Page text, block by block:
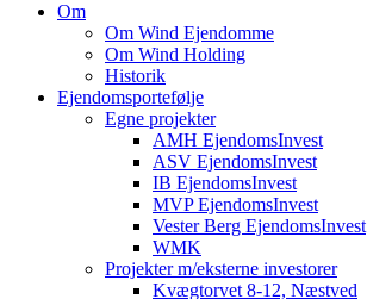
Om
Om Wind Ejendomme
Om Wind Holding
Historik
Ejendomsportefølje
Egne projekter
AMH EjendomsInvest
ASV EjendomsInvest
IB EjendomsInvest
MVP EjendomsInvest
Vester Berg EjendomsInvest
WMK
Projekter m/eksterne investorer
Kvægtorvet 8-12, Næstved